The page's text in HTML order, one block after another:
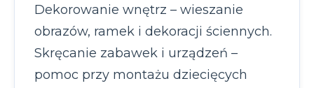
Dekorowanie wnętrz – wieszanie
obrazów, ramek i dekoracji ściennych.
Skręcanie zabawek i urządzeń –
pomoc przy montażu dziecięcych